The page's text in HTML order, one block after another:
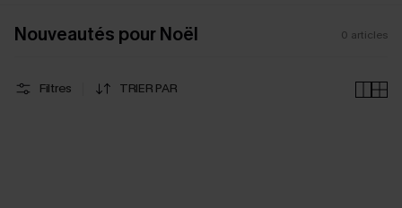
Nouveautés pour Noël 0 articles
Filtres TRIER PAR